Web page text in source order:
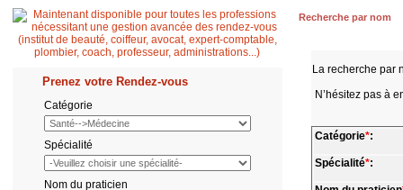
Prenez votre Rendez-vous
Catégorie
Spécialité
Nom du praticien
Recherche par nom
La recherche par
N’hésitez pas à
Catégorie*:
Spécialité*: